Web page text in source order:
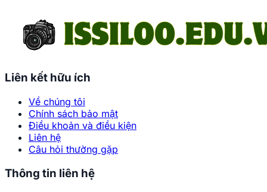
Liên kết hữu ích
Về chúng tôi
Chính sách bảo mật
Điều khoản và điều kiện
Liên hệ
Câu hỏi thường gặp
Thông tin liên hệ